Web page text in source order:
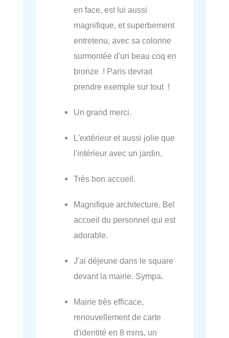
en face, est lui aussi
magnifique, et superbement
entretenu, avec sa colonne
surmontée d'un beau coq en
bronze ! Paris devrait
prendre exemple sur tout !
Un grand merci.
L'extérieur et aussi jolie que
l'intérieur avec un jardin.
Très bon accueil.
Magnifique architecture. Bel
accueil du personnel qui est
adorable.
J'ai déjeune dans le square
devant la mairie. Sympa.
Mairie très efficace,
renouvellement de carte
d'identité en 8 mins, un